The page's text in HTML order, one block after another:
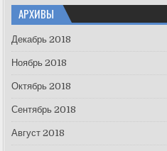
АРХИВЫ
Декабрь 2018
Ноябрь 2018
Октябрь 2018
Сентябрь 2018
Август 2018